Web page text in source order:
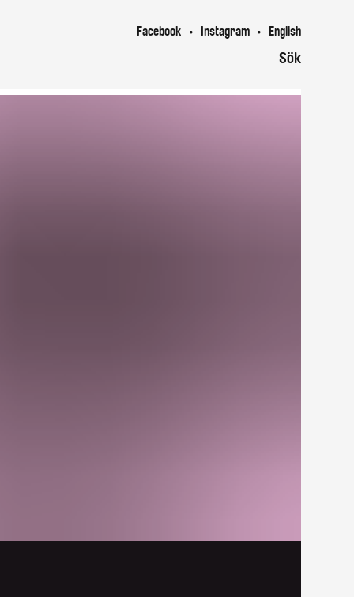
Facebook Instagram English
Sök